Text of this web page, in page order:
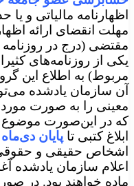
اظهارنامه مالیاتی و
مهلت انقضای ارائه
مقتضی (درج در
یکی از روزنامه‌های
مربوط) به اطلاع این
آن سازمان یادشده
معینی را به صورت
که در این‌صورت موضوع
ابلاغ کتبی تا پایان دی‌ماه
اشخاص حقیقی و حقوقی
اعلام سازمان یادشده
ماده خواهند بود. در